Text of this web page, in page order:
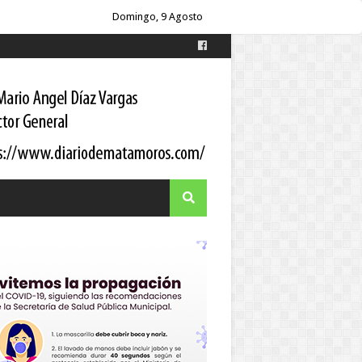
estatal
a los pacientes
Domingo, 9 Agosto